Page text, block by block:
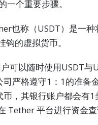
一个重要步骤。
也称（USDT）是一种
的虚拟货币。
可以随时使用USDT与
严格遵守1：1的准备
币，其银行账户都会有1
Tether 平台进行资金